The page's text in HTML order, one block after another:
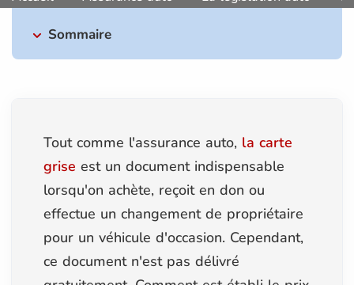
Sommaire
Tout comme l'assurance auto, la carte
grise est un document indispensable
lorsqu'on achète, reçoit en don ou
effectue un changement de propriétaire
pour un véhicule d'occasion. Cependant,
ce document n'est pas délivré